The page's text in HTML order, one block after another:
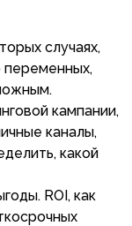
случаях,
переменных,
кампании,
каналы,
какой
ROI, как